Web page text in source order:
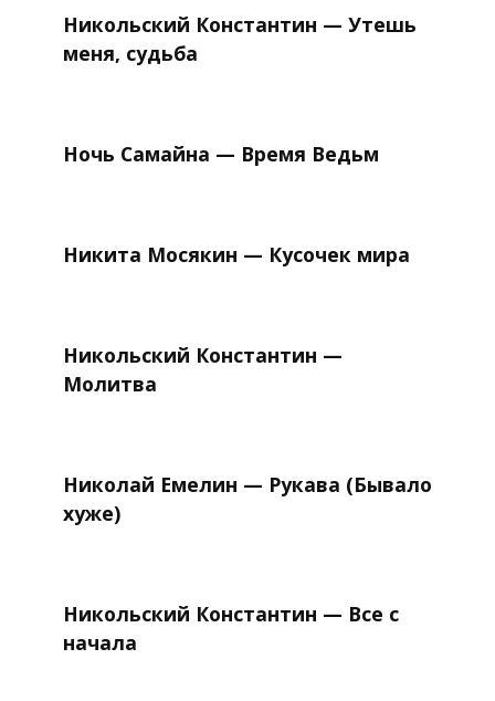
Никольский Константин — Утешь
меня, судьба
Ночь Самайна — Время Ведьм
Никита Мосякин — Кусочек мира
Никольский Константин —
Молитва
Николай Емелин — Рукава (Бывало
хуже)
Никольский Константин — Все с
начала